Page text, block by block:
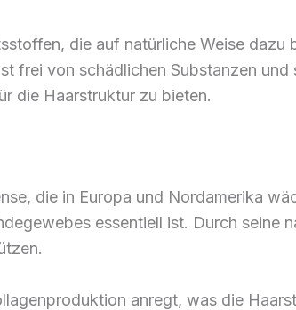
die auf natürliche Weise dazu
frei von schädlichen Substanzen
die Haarstruktur zu bieten.
die in Europa und Nordamerika
essentiell ist. Durch seine
anregt, was die